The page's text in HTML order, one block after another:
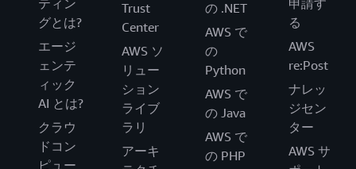
グとは?
エージ
ェンテ
ィック
AI とは?
クラウ
ドコン
ピュー
Trust
Center
AWS ソ
リュー
ション
ライブ
ラリ
アーキ
の .NET
AWS で
の
Python
AWS で
の Java
AWS で
の PHP
る
AWS
re:Post
ナレッ
ジセン
ター
AWS サ